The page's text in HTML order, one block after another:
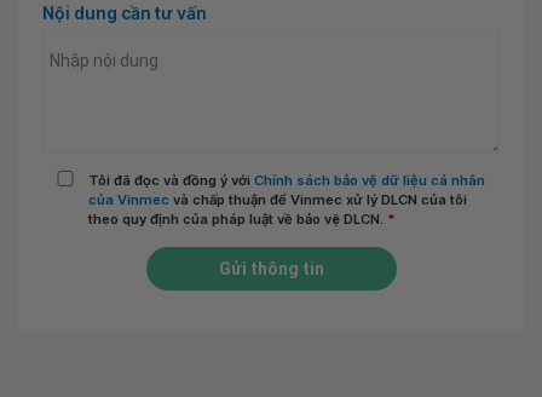
Nội dung cần tư vấn
Tôi đã đọc và đồng ý với Chính sách bảo vệ dữ liệu cá nhân
của Vinmec và chấp thuận để Vinmec xử lý DLCN của tôi
theo quy định của pháp luật về bảo vệ DLCN. *
Gửi thông tin